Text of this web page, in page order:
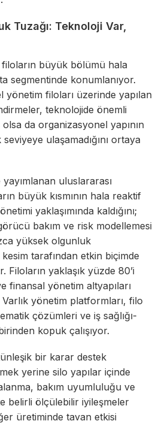
Tuzağı: Teknoloji Var,
büyük bölümü hala
segmentinde konumlanıyor.
filoları üzerinde yapılan
teknolojide önemli
da organizasyonel yapının
ulaşamadığını ortaya
uluslararası
büyük kısmının hala reaktif
yaklaşımında kaldığını;
bakım ve risk modellemesi
yüksek olgunluk
kesim tarafından etkin biçimde
Filoların yaklaşık yüzde 80’i
finansal yönetim altyapıları
Varlık yönetim platformları, filo
çözümleri ve iş sağlığı-
kopuk çalışıyor.
bir karar destek
yerine silo yapılar içinde
bakım uyumluluğu ve
belirli ölçülebilir iyileşmeler
üretiminde tavan etkisi